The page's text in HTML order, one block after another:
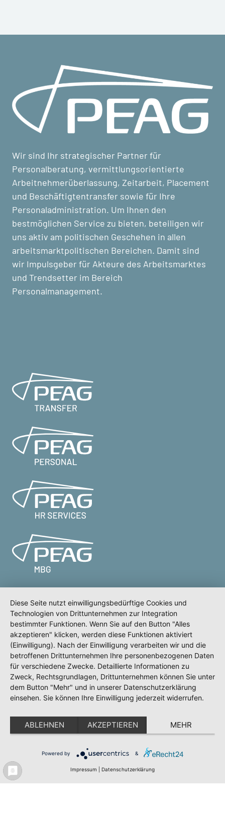
Wir sind Ihr strategischer Partner für
Personalberatung, vermittlungsorientierte
Arbeitnehmerüberlassung, Zeitarbeit, Placement
und Beschäftigtentransfer sowie für Ihre
Personaladministration. Um Ihnen den
bestmöglichen Service zu bieten, beteiligen wir
uns aktiv am politischen Geschehen in allen
arbeitsmarktpolitischen Bereichen. Damit sind
wir Impulsgeber für Akteure des Arbeitsmarktes
und Trendsetter im Bereich
Personalmanagement.
Meldeportal Test
Impressum
Datenschutz
Erklärung zur Barrierefreiheit
Diese Seite nutzt einwilligungsbedürftige Cookies und
Technologien von Drittunternehmen zur Integration
bestimmter Funktionen. Wenn Sie auf den Button "Alles
akzeptieren" klicken, werden diese Funktionen aktiviert
(Einwilligung). Nach der Einwilligung verarbeiten wir und die
betroffenen Drittunternehmen Ihre personenbezogenen Daten
für verschiedene Zwecke. Detaillierte Informationen zu
Zweck, Rechtsgrundlagen, Drittunternehmen können Sie unter
dem Button "Mehr" und in unserer Datenschutzerklärung
einsehen. Sie können Ihre Einwilligung jederzeit widerrufen.
ABLEHNEN AKZEPTIEREN MEHR
Powered by &
Impressum Datenschutzerklärung